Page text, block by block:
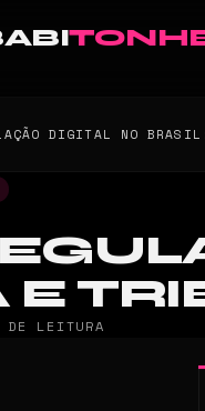
DIGITAL NO
E
LEITURA